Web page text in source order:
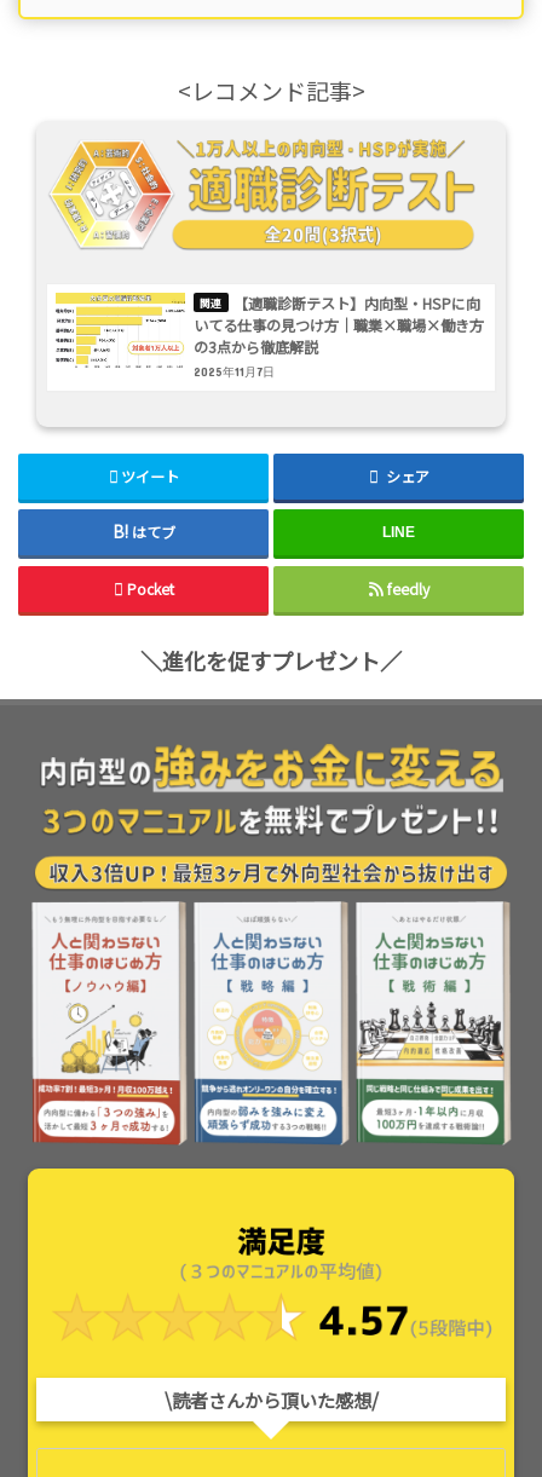
<レコメンド記事>
【適職診断テスト】内向型・HSPに向
いてる仕事の見つけ方｜職業×職場×働き方
の3点から徹底解説
2025年11月7日
ツイート シェア
はてブ LINE
Pocket feedly
＼進化を促すプレゼント／
\読者さんから頂いた感想/